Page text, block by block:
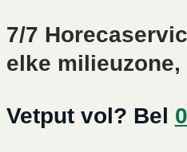
7/7
elke
Vetput vol? Bel